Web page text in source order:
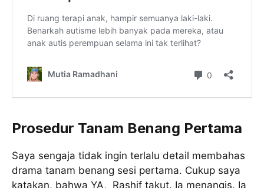
Prosedur Tanam Benang Pertama
Saya sengaja tidak ingin terlalu detail membahas
drama tanam benang sesi pertama. Cukup saya
katakan, bahwa YA, Rashif takut. Ia menangis. Ia